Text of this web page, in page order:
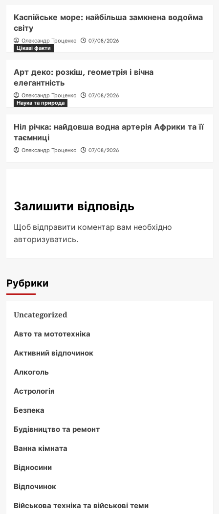
Каспійське море: найбільша замкнена водойма
світу
Олександр Троценко
07/08/2026
Цікаві факти
Арт деко: розкіш, геометрія і вічна
елегантність
Олександр Троценко
07/08/2026
Наука та природа
Ніл річка: найдовша водна артерія Африки та її
таємниці
Олександр Троценко 07/08/2026
Залишити відповідь
Щоб відправити коментар вам необхідно
авторизуватись.
Рубрики
Uncategorized
Авто та мототехніка
Активний відпочинок
Алкоголь
Астрологія
Безпека
Будівництво та ремонт
Ванна кімната
Відносини
Відпочинок
Військова техніка та військові теми